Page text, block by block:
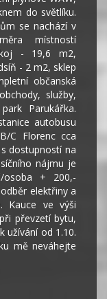
do světlíku.
se nachází v
místností
- 19,6 m2,
- 2 m2, sklep
občanská
služby,
Parukářka.
autobusu
C Florenc cca
dostupností na
nájmu je
+ 200,-
elektřiny a
Kauce ve výši
převzetí bytu,
užívání od 1.10.
mě neváhejte